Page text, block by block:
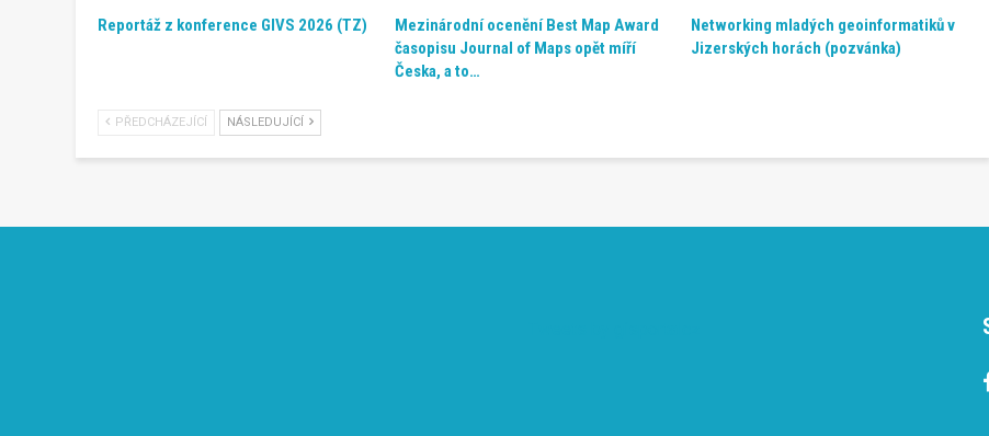
Reportáž z konference GIVS 2026 (TZ)
Mezinárodní ocenění Best Map Award
časopisu Journal of Maps opět míří
Česka, a to…
Networking mladých geoinformatiků v
Jizerských horách (pozvánka)
PŘEDCHÁZEJÍCÍ NÁSLEDUJÍCÍ